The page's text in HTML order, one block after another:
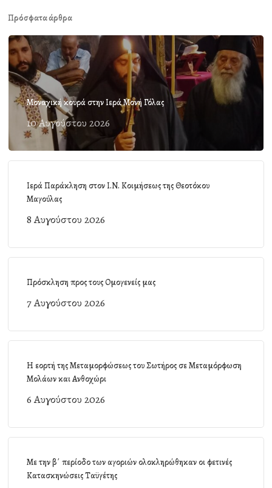
Πρόσφατα άρθρα
Μοναχική κουρά στην Ιερά Μονή Γόλας
10 Αυγούστου 2026
Ιερά Παράκληση στον Ι.Ν. Κοιμήσεως της Θεοτόκου
Μαγούλας
8 Αυγούστου 2026
Πρόσκληση προς τους Ομογενείς μας
7 Αυγούστου 2026
Η εορτή της Μεταμορφώσεως του Σωτήρος σε Μεταμόρφωση
Μολάων και Ανθοχώρι
6 Αυγούστου 2026
Με την β΄ περίοδο των αγοριών ολοκληρώθηκαν οι φετινές
Κατασκηνώσεις Ταϋγέτης